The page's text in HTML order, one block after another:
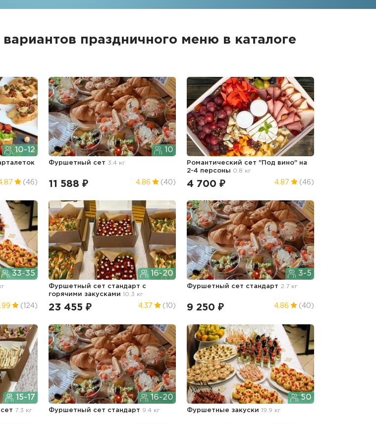
праздничного меню в каталоге
10-12
(46)
10
Фуршетный сет 3.4 кг
11 588 ₽ 4.86 (40)
Романтический сет "Под вино" на
2-4 персоны 0.8 кг
4 700 ₽ 4.87 (46)
33-35
(124)
16-20
Фуршетный сет стандарт с
горячими закусками
10.3 кг
23 455 ₽ 4.37 (10)
3-5
Фуршетный сет стандарт 2.7 кг
9 250 ₽ 4.86 (40)
15-17
7.3 кг
16-20
Фуршетный сет стандарт 9.4 кг
50
Фуршетные закуски19.9 кг